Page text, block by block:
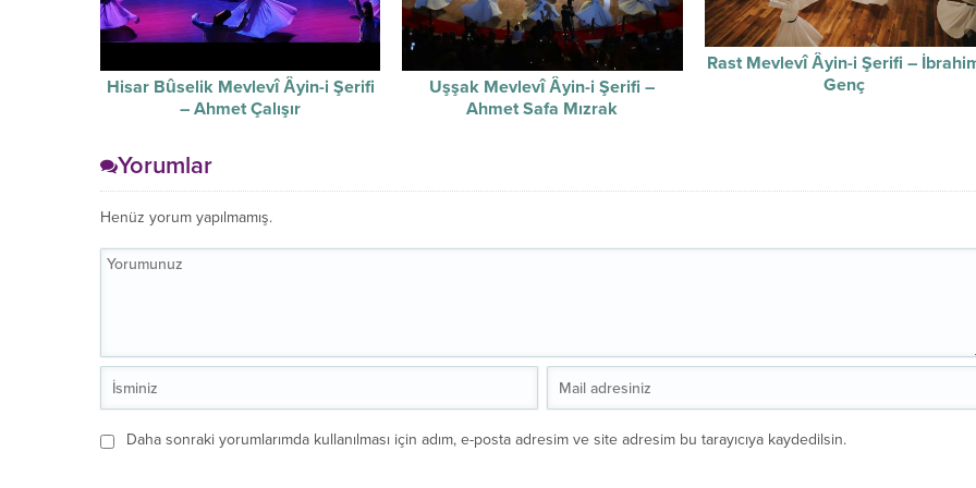
Hisar Bûselik Mevlevî Âyin-i Şerifi
– Ahmet Çalışır
Uşşak Mevlevî Âyin-i Şerifi –
Ahmet Safa Mızrak
Rast Mevlevî Âyin-i Şerifi –
Genç
Yorumlar
Henüz yorum yapılmamış.
Daha sonraki yorumlarımda kullanılması için adım, e-posta adresim ve site adresim bu tarayıcıya kaydedilsin.